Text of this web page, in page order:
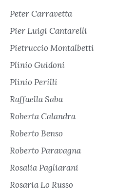
Peter Carravetta
Pier Luigi Cantarelli
Pietruccio Montalbetti
Plinio Guidoni
Plinio Perilli
Raffaella Saba
Roberta Calandra
Roberto Benso
Roberto Paravagna
Rosalia Pagliarani
Rosaria Lo Russo